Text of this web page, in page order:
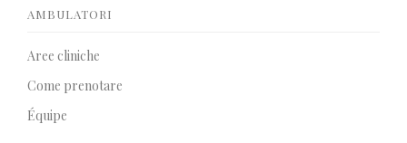
AMBULATORI
Aree cliniche
Come prenotare
Équipe